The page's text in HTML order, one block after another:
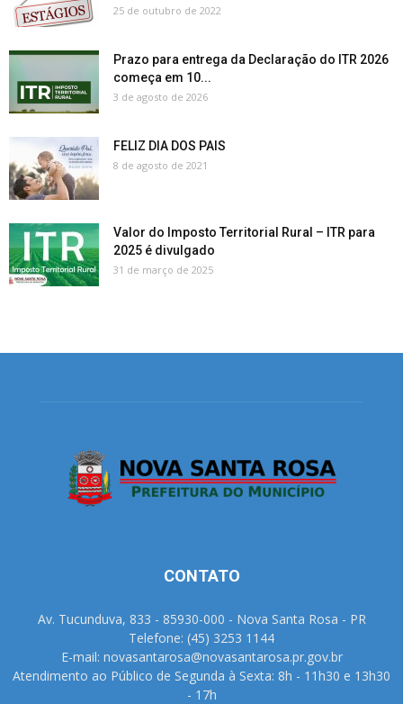
25 de outubro de 2022
Prazo para entrega da Declaração do ITR 2026
começa em 10...
3 de agosto de 2026
FELIZ DIA DOS PAIS
8 de agosto de 2021
Valor do Imposto Territorial Rural – ITR para
2025 é divulgado
31 de março de 2025
CONTATO
Av. Tucunduva, 833 - 85930-000 - Nova Santa Rosa - PR
Telefone: (45) 3253 1144
E-mail: novasantarosa@novasantarosa.pr.gov.br
Atendimento ao Público de Segunda à Sexta: 8h - 11h30 e 13h30
- 17h